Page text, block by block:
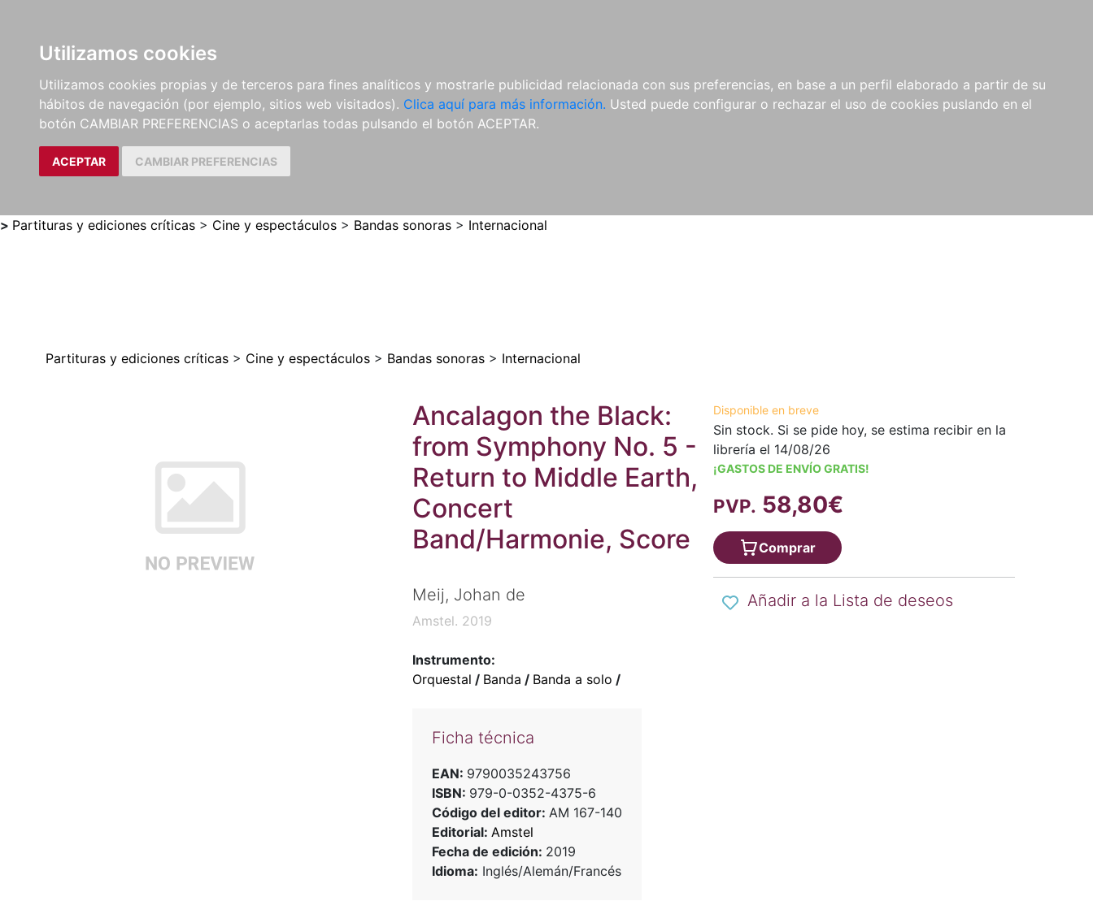
Utilizamos cookies
Utilizamos cookies propias y de terceros para fines analíticos y mostrarle publicidad relacionada con sus preferencias, en base a un perfil elaborado a partir de su
hábitos de navegación (por ejemplo, sitios web visitados). Clica aquí para más información. Usted puede configurar o rechazar el uso de cookies puslando en el
botón CAMBIAR PREFERENCIAS o aceptarlas todas pulsando el botón ACEPTAR.
ACEPTAR CAMBIAR PREFERENCIAS
LIBROS
MÉTODOS Y
EJERCICIOS
PARTITURAS Y EDICIONES
CRÍTICAS
REVISTAS
CDS Y
DVDS
MATERIAL
COMPLEMENTARIO
NOVEDADES NOTICIAS
COMPRAS
INSTITUCIONALES
> Partituras y ediciones críticas > Cine y espectáculos > Bandas sonoras > Internacional
Partituras y ediciones críticas > Cine y espectáculos > Bandas sonoras > Internacional
Ancalagon the Black:
from Symphony No. 5 -
Return to Middle Earth,
Concert
Band/Harmonie, Score
Meij, Johan de
Amstel. 2019
Instrumento:
Orquestal / Banda / Banda a solo /
Ficha técnica
EAN: 9790035243756
ISBN: 979-0-0352-4375-6
Código del editor: AM 167-140
Editorial: Amstel
Fecha de edición: 2019
Idioma: Inglés/Alemán/Francés
Disponible en breve
Sin stock. Si se pide hoy, se estima recibir en la
librería el 14/08/26
¡GASTOS DE ENVÍO GRATIS!
PVP. 58,80€
Comprar
Añadir a la Lista de deseos